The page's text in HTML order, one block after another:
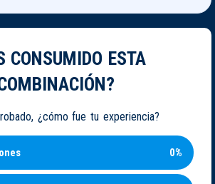
CONSUMIDO ESTA
¿cómo fue tu experiencia?
0%